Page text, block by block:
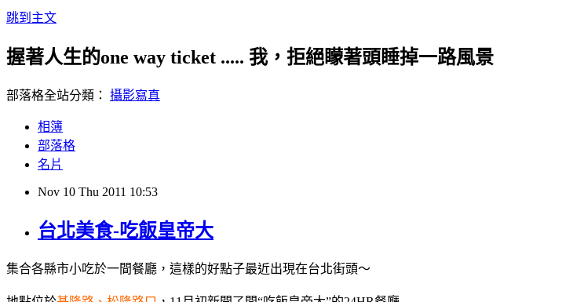
跳到主文
握著人生的one way ticket ..... 我，拒絕矇著頭睡掉一路風景
部落格全站分類： 攝影寫真
相簿
部落格
名片
Nov 10 Thu 2011 10:53
台北美食-吃飯皇帝大
集合各縣市小吃於一間餐廳，這樣的好點子最近出現在台北街頭～